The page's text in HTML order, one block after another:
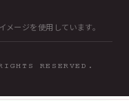
ージを使用しています。
RESERVED.